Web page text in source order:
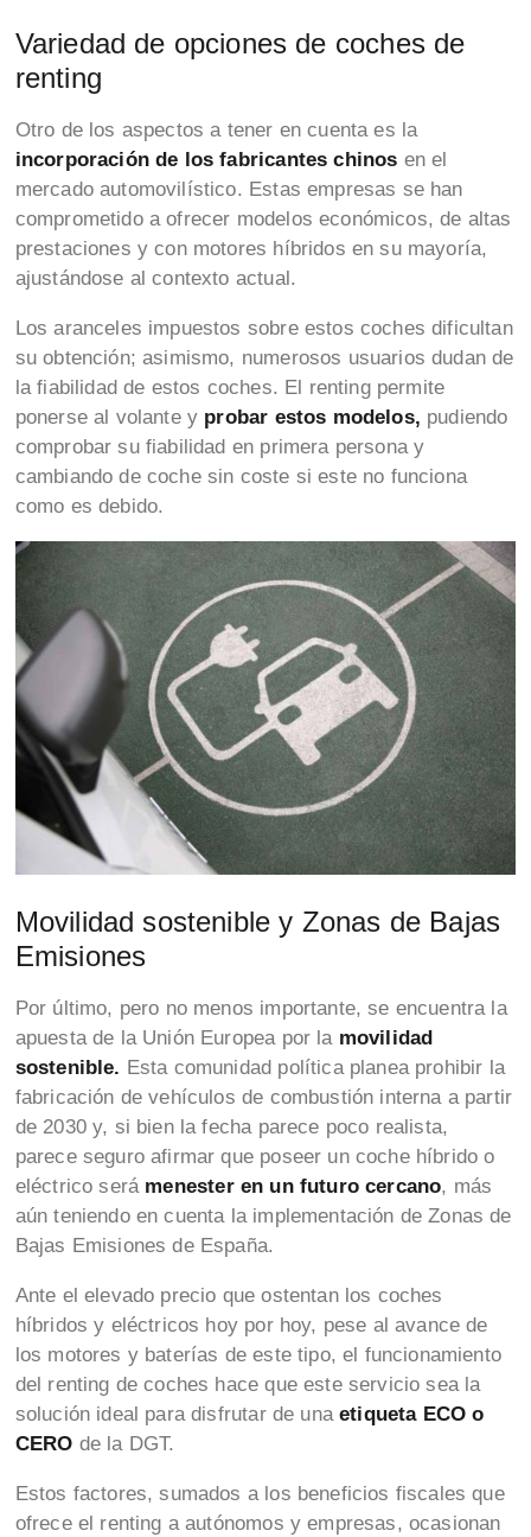
Variedad de opciones de coches de
renting
Otro de los aspectos a tener en cuenta es la
incorporación de los fabricantes chinos en el
mercado automovilístico. Estas empresas se han
comprometido a ofrecer modelos económicos, de altas
prestaciones y con motores híbridos en su mayoría,
ajustándose al contexto actual.
Los aranceles impuestos sobre estos coches dificultan
su obtención; asimismo, numerosos usuarios dudan de
la fiabilidad de estos coches. El renting permite
ponerse al volante y probar estos modelos, pudiendo
comprobar su fiabilidad en primera persona y
cambiando de coche sin coste si este no funciona
como es debido.
Movilidad sostenible y Zonas de Bajas
Emisiones
Por último, pero no menos importante, se encuentra la
apuesta de la Unión Europea por la movilidad
sostenible. Esta comunidad política planea prohibir la
fabricación de vehículos de combustión interna a partir
de 2030 y, si bien la fecha parece poco realista,
parece seguro afirmar que poseer un coche híbrido o
eléctrico será menester en un futuro cercano, más
aún teniendo en cuenta la implementación de Zonas de
Bajas Emisiones de España.
Ante el elevado precio que ostentan los coches
híbridos y eléctricos hoy por hoy, pese al avance de
los motores y baterías de este tipo, el funcionamiento
del renting de coches hace que este servicio sea la
solución ideal para disfrutar de unaetiqueta ECO o
CERO de la DGT.
Estos factores, sumados a los beneficios fiscales que
ofrece el renting a autónomos y empresas, ocasionan